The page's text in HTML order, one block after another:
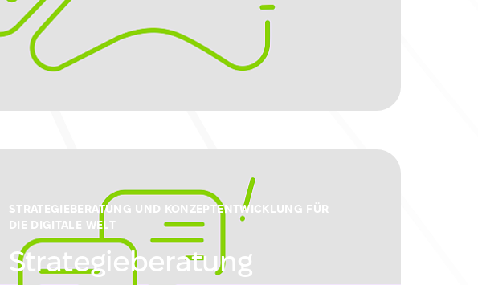
STRATEGIEBERATUNG UND KONZEPTENTWICKLUNG FÜR
DIE DIGITALE WELT
Strategieberatung